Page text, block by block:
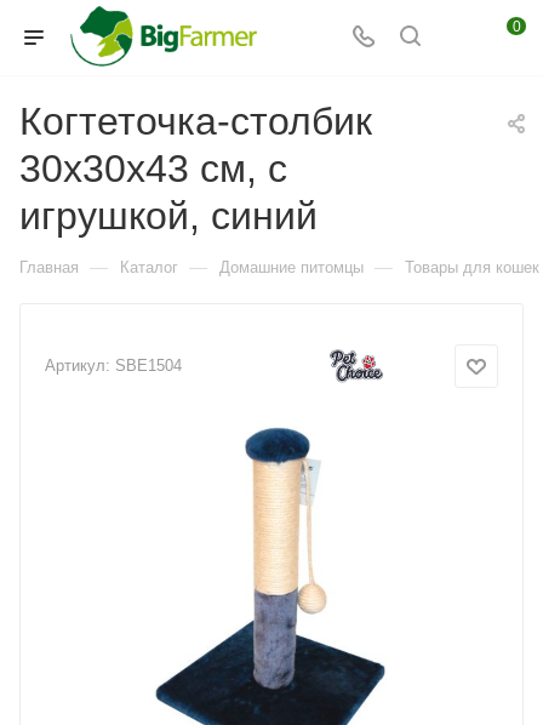
0
Когтеточка-столбик
30х30х43 см, с
игрушкой, синий
Главная — Каталог — Домашние питомцы — Товары для кошек
Артикул: SBE1504